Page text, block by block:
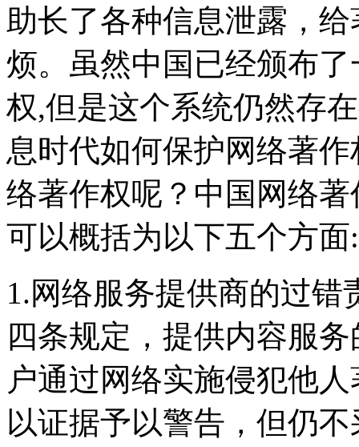
助长了各种信息泄露，
烦。虽然中国已经颁布
权,但是这个系统仍然存
息时代如何保护网络著
络著作权呢？中国网络
可以概括为以下五个方面:
1.网络服务提供商的过
四条规定，提供内容服
户通过网络实施侵犯他
以证据予以警告，但仍